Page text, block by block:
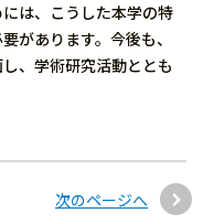
は、こうした本学の特
があります。今後も、
、学術研究活動ととも
次のページへ